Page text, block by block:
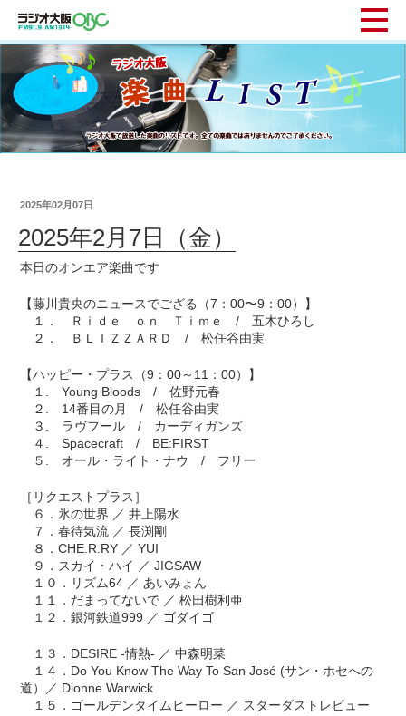
2025年02月07日
2025年2月7日（金）
本日のオンエア楽曲です
【藤川貴央のニュースでござる（7：00〜9：00）】
１． Ｒｉｄｅ ｏｎ Ｔｉｍｅ / 五木ひろし
２． ＢＬＩＺＺＡＲＤ / 松任谷由実
【ハッピー・プラス（9：00～11：00）】
１. Young Bloods / 佐野元春
２. 14番目の月 / 松任谷由実
３. ラヴフール / カーディガンズ
４. Spacecraft / BE:FIRST
５. オール・ライト・ナウ / フリー
［リクエストプラス］
６．氷の世界 ／ 井上陽水
７．春待気流 ／ 長渕剛
８．CHE.R.RY ／ YUI
９．スカイ・ハイ ／ JIGSAW
１０．リズム64 ／ あいみょん
１１．だまってないで ／ 松田樹利亜
１２．銀河鉄道999 ／ ゴダイゴ
１３．DESIRE -情熱- ／ 中森明菜
１４．Do You Know The Way To San José (サン・ホセへの
道）／ Dionne Warwick
１５．ゴールデンタイムヒーロー ／ スターダストレビュー